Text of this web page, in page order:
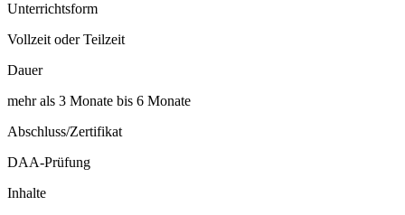
Unterrichtsform
Vollzeit oder Teilzeit
Dauer
mehr als 3 Monate bis 6 Monate
Abschluss/Zertifikat
DAA-Prüfung
Inhalte